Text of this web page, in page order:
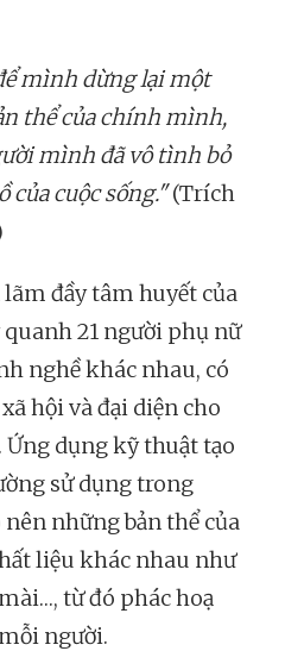
mình dừng lại một
thể của chính mình,
mình đã vô tình bỏ
của cuộc sống."(Trích
đầy tâm huyết của
quanh 21 người phụ nữ
nghề khác nhau, có
hội và đại diện cho
dụng kỹ thuật tạo
sử dụng trong
những bản thể của
liệu khác nhau như
từ đó phác hoạ
người.